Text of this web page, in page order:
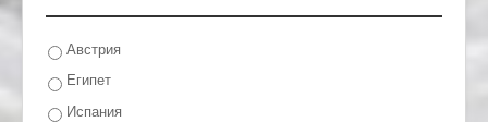
Австрия
Египет
Испания